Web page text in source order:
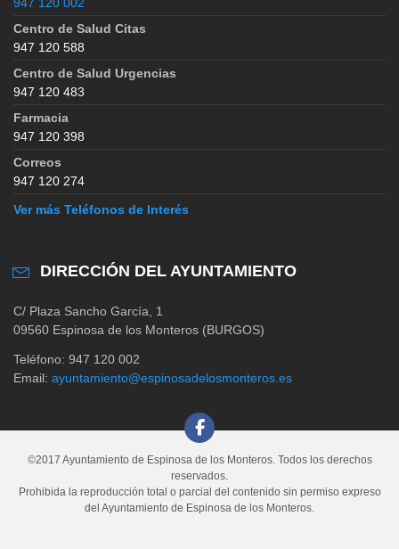
Centro de Salud Citas
947 120 588
Centro de Salud Urgencias
947 120 483
Farmacia
947 120 398
Correos
947 120 274
Ver más Teléfonos de Interés
DIRECCIÓN DEL AYUNTAMIENTO
C/ Plaza Sancho García, 1
09560 Espinosa de los Monteros (BURGOS)
Teléfono: 947 120 002
Email: ayuntamiento@espinosadelosmonteros.es
©2017 Ayuntamiento de Espinosa de los Monteros. Todos los derechos
reservados.
Prohibida la reproducción total o parcial del contenido sin permiso expreso
del Ayuntamiento de Espinosa de los Monteros.